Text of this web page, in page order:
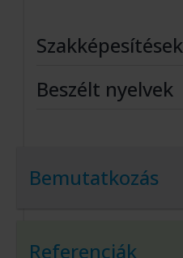
Szakképesítések
Beszélt nyelvek
Bemutatkozás
Referenciák